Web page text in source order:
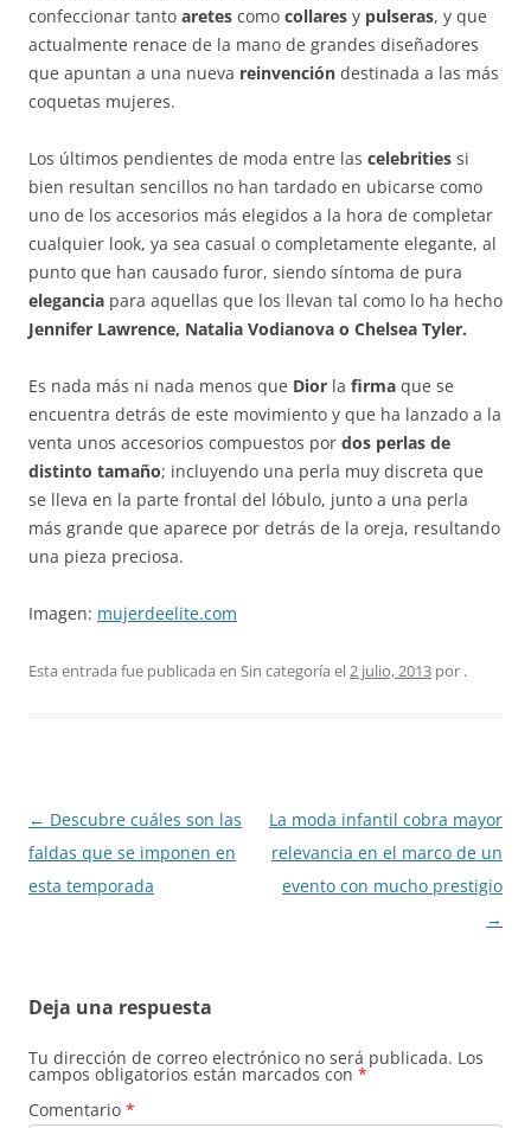
confeccionar tanto aretes como collares y pulseras, y que
actualmente renace de la mano de grandes diseñadores
que apuntan a una nueva reinvención destinada a las más
coquetas mujeres.
Los últimos pendientes de moda entre las celebrities si
bien resultan sencillos no han tardado en ubicarse como
uno de los accesorios más elegidos a la hora de completar
cualquier look, ya sea casual o completamente elegante, al
punto que han causado furor, siendo síntoma de pura
elegancia para aquellas que los llevan tal como lo ha hecho
Jennifer Lawrence, Natalia Vodianova o Chelsea Tyler.
Es nada más ni nada menos que Dior la firma que se
encuentra detrás de este movimiento y que ha lanzado a la
venta unos accesorios compuestos por dos perlas de
distinto tamaño; incluyendo una perla muy discreta que
se lleva en la parte frontal del lóbulo, junto a una perla
más grande que aparece por detrás de la oreja, resultando
una pieza preciosa.
Imagen: mujerdeelite.com
Esta entrada fue publicada en Sin categoría el2 julio, 2013 por .
Navegación
de
entradas
← Descubre cuáles son las
faldas que se imponen en
esta temporada
La moda infantil cobra mayor
relevancia en el marco de un
evento con mucho prestigio
→
Deja una respuesta
Tu dirección de correo electrónico no será publicada. Los
campos obligatorios están marcados con *
Comentario *